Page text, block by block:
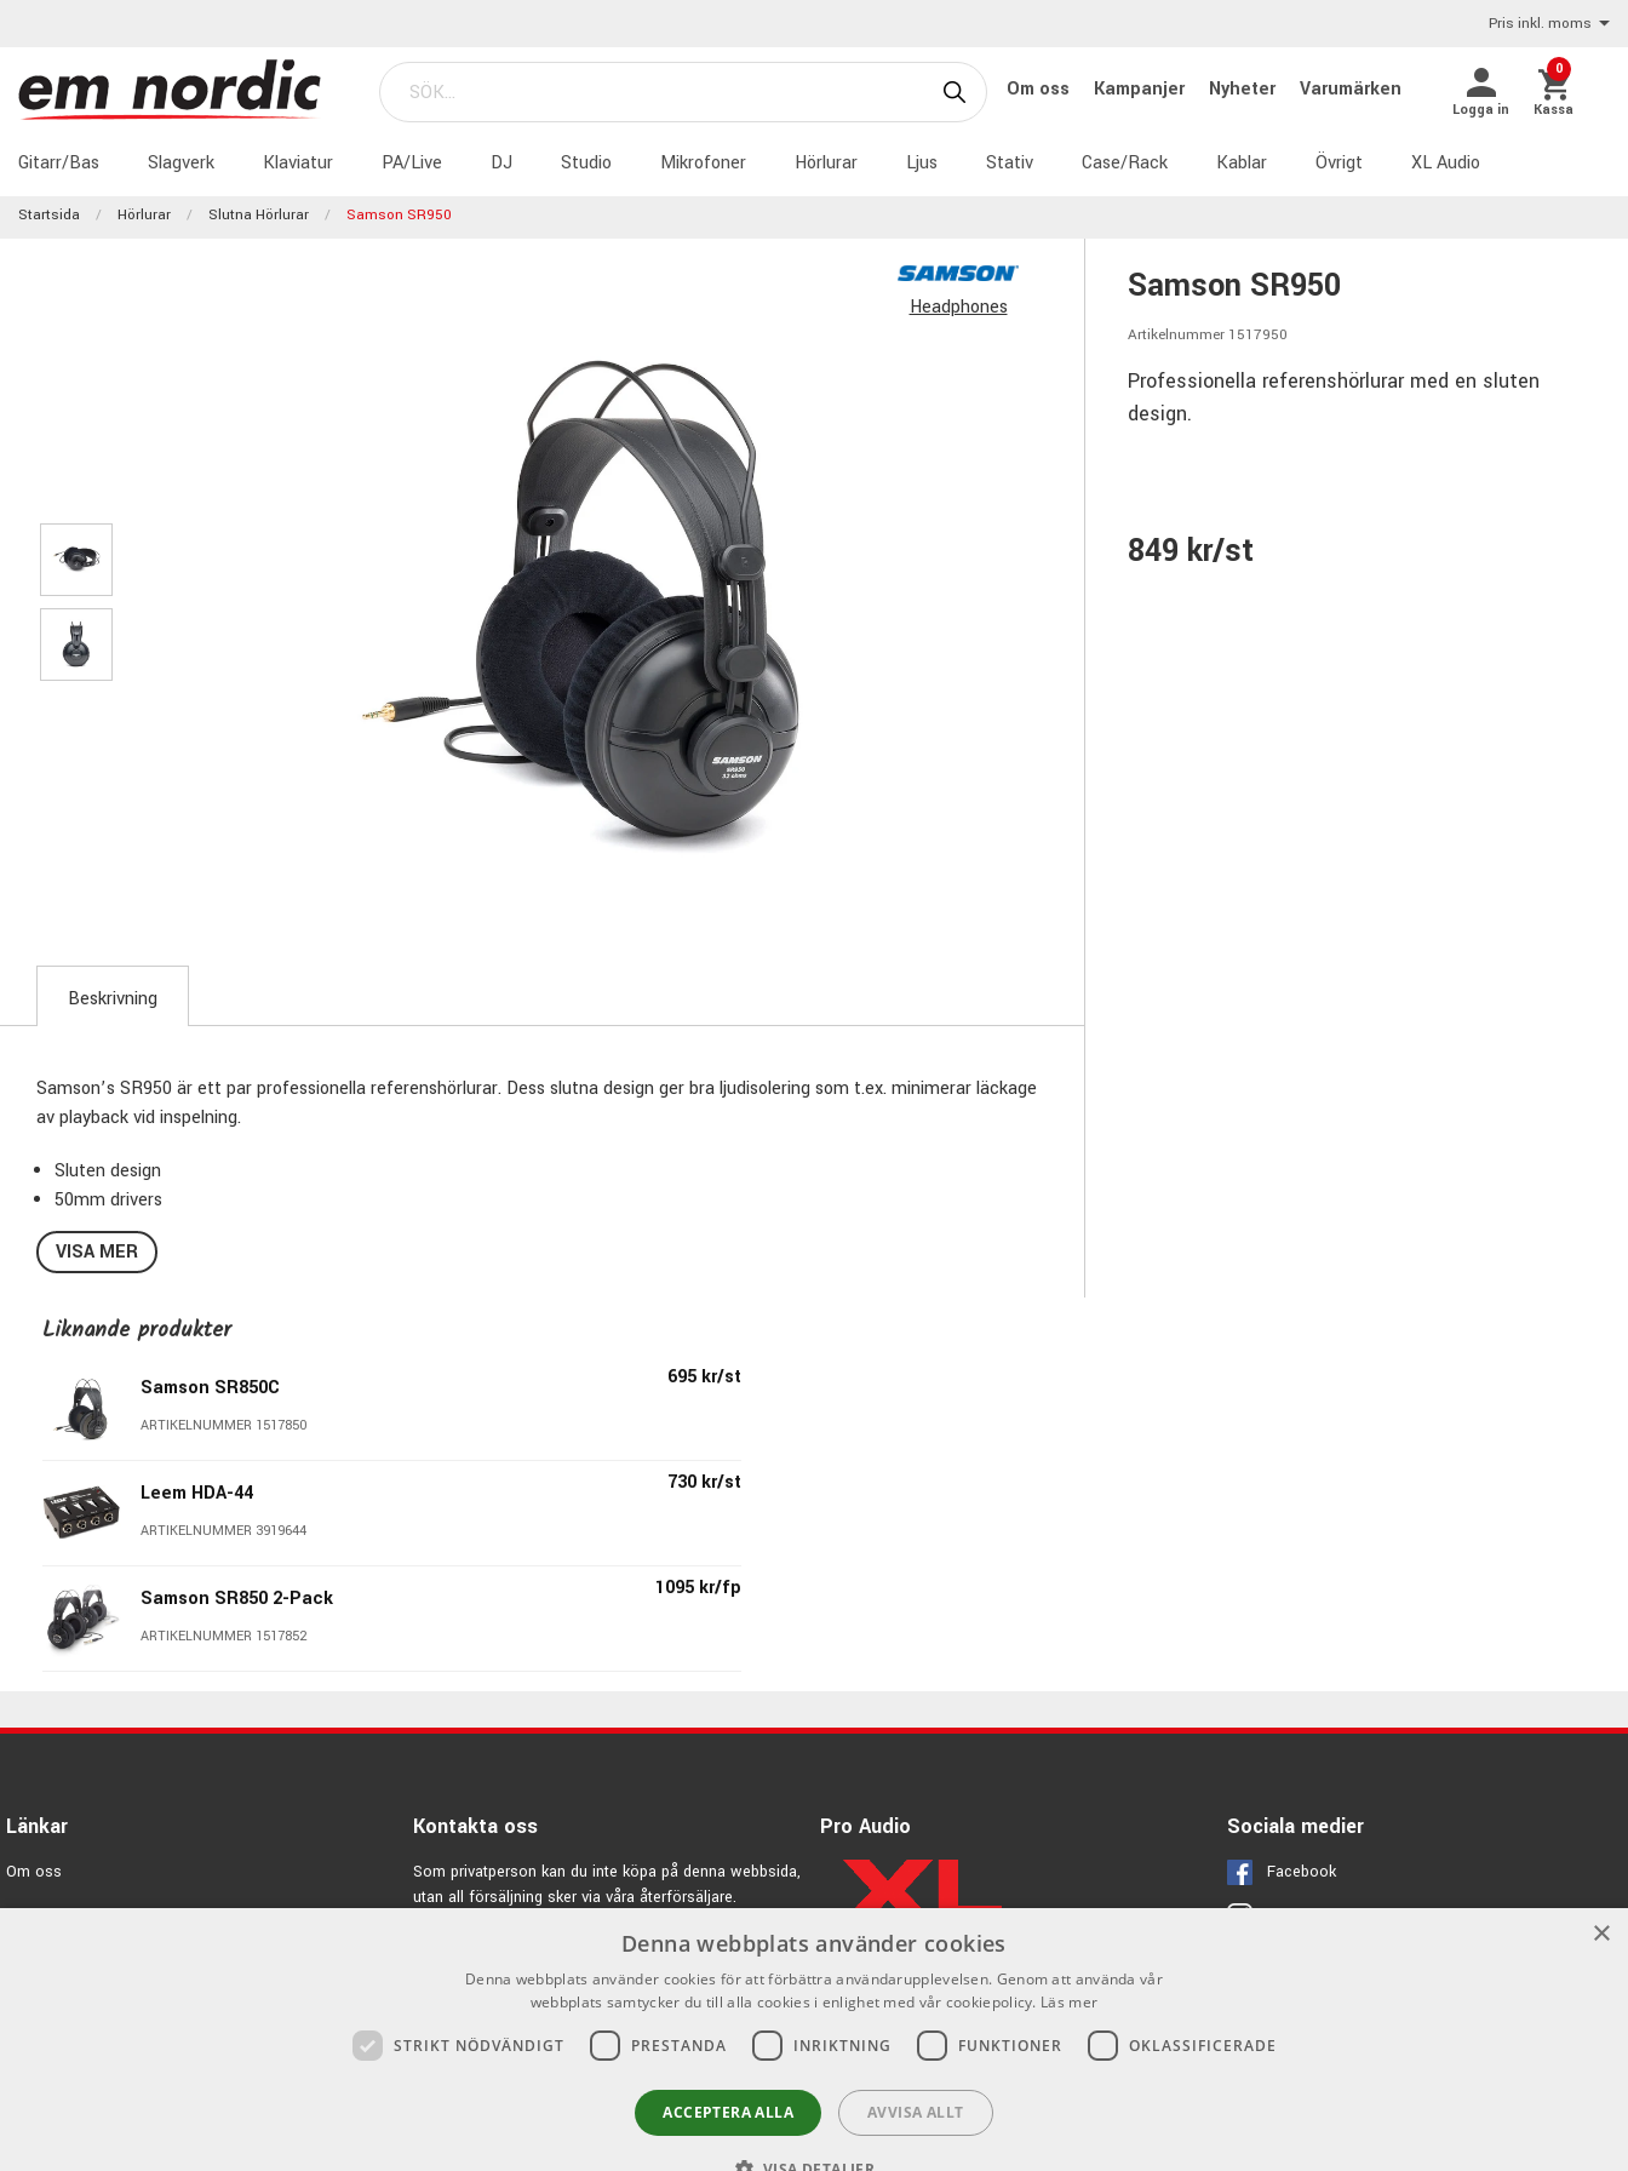
Pris inkl. moms
Om oss Kampanjer Nyheter Varumärken
Logga in
0
Kassa
Gitarr/Bas Slagverk Klaviatur PA/Live DJ Studio Mikrofoner Hörlurar Ljus Stativ Case/Rack Kablar Övrigt XL Audio
Startsida Hörlurar Slutna Hörlurar Samson SR950
Headphones Samson SR950
Artikelnummer 1517950
Professionella referenshörlurar med en sluten
design.
849 kr/st
Beskrivning
Samson’s SR950 är ett par professionella referenshörlurar. Dess slutna design ger bra ljudisolering som t.ex. minimerar läckage
av playback vid inspelning.
Sluten design
50mm drivers
Frekvens omfång: 10Hz-30kHz
32 ohm impedans
Guldpläterad ¼" tele-adapter inkluderat
VISA MER
Liknande produkter
Samson SR850C
ARTIKELNUMMER 1517850
695 kr/st
Leem HDA-44
ARTIKELNUMMER 3919644
730 kr/st
Samson SR850 2-Pack
ARTIKELNUMMER 1517852
1095 kr/fp
Länkar
Om oss
Varumärken
Kontakta oss
Som privatperson kan du inte köpa på denna webbsida,
utan all försäljning sker via våra återförsäljare.
Pro Audio Sociala medier
Facebook
Instagram ×
Denna webbplats använder cookies
Denna webbplats använder cookies för att förbättra användarupplevelsen. Genom att använda vår
webbplats samtycker du till alla cookies i enlighet med vår cookiepolicy. Läs mer
STRIKT NÖDVÄNDIGT PRESTANDA INRIKTNING FUNKTIONER OKLASSIFICERADE
ACCEPTERA ALLA AVVISA ALLT